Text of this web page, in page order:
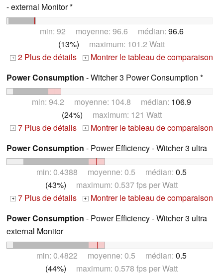
- external Monitor *
min: 92 moyenne: 96.6 médian: 96.6
(13%) maximum: 101.2 Watt
+ 2 Plus de détails + Montrer le tableau de comparaison
Power Consumption - Witcher 3 Power Consumption *
min: 94.2 moyenne: 104.8 médian: 106.9
(24%) maximum: 121 Watt
+ 7 Plus de détails + Montrer le tableau de comparaison
Power Consumption - Power Efficiency - Witcher 3 ultra
min: 0.4388 moyenne: 0.5 médian: 0.5
(43%) maximum: 0.537 fps per Watt
+ 7 Plus de détails + Montrer le tableau de comparaison
Power Consumption - Power Efficiency - Witcher 3 ultra
external Monitor
min: 0.4822 moyenne: 0.5 médian: 0.5
(44%) maximum: 0.578 fps per Watt